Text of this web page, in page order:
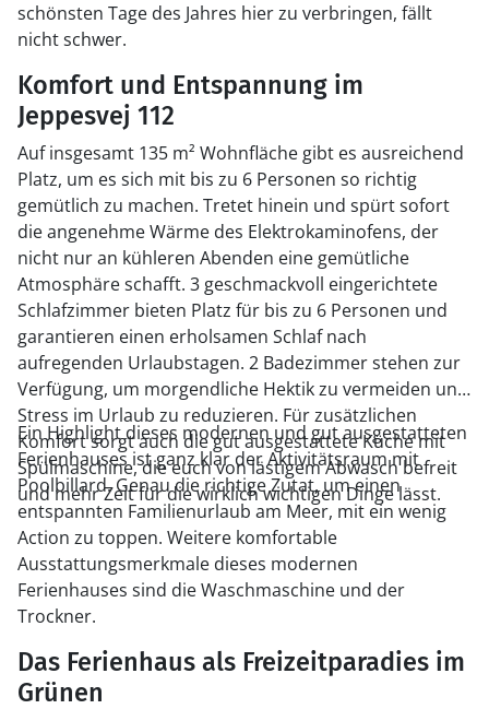
schönsten Tage des Jahres hier zu verbringen, fällt
nicht schwer.
Komfort und Entspannung im
Jeppesvej 112
Auf insgesamt 135 m² Wohnfläche gibt es ausreichend
Platz, um es sich mit bis zu 6 Personen so richtig
gemütlich zu machen. Tretet hinein und spürt sofort
die angenehme Wärme des Elektrokaminofens, der
nicht nur an kühleren Abenden eine gemütliche
Atmosphäre schafft. 3 geschmackvoll eingerichtete
Schlafzimmer bieten Platz für bis zu 6 Personen und
garantieren einen erholsamen Schlaf nach
aufregenden Urlaubstagen. 2 Badezimmer stehen zur
Verfügung, um morgendliche Hektik zu vermeiden und
Stress im Urlaub zu reduzieren. Für zusätzlichen
Komfort sorgt auch die gut ausgestattete Küche mit
Spülmaschine, die euch von lästigem Abwasch befreit
und mehr Zeit für die wirklich wichtigen Dinge lässt.
Ein Highlight dieses modernen und gut ausgestatteten
Ferienhauses ist ganz klar der Aktivitätsraum mit
Poolbillard. Genau die richtige Zutat, um einen
entspannten Familienurlaub am Meer, mit ein wenig
Action zu toppen. Weitere komfortable
Ausstattungsmerkmale dieses modernen
Ferienhauses sind die Waschmaschine und der
Trockner.
Das Ferienhaus als Freizeitparadies im
Grünen